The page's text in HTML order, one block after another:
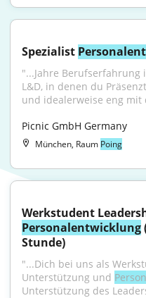
Spezialist
"...Jahre Berufserfahrung
L&D, in denen du
und idealerweise eng mit
Picnic GmbH Germany
München, Raum Poing
Personalentwicklung
Stunde)
"...Dich bei uns als
Unterstützung und
Unterstützung des